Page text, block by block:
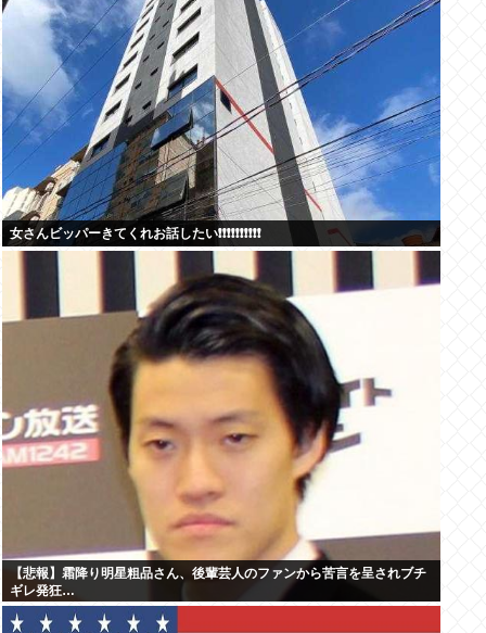
女さんビッパーきてくれお話したい❗❗❗❗❗❗❗❗❗❗
【悲報】霜降り明星粗品さん、後輩芸人のファンから苦言を呈されブチ
ギレ発狂…